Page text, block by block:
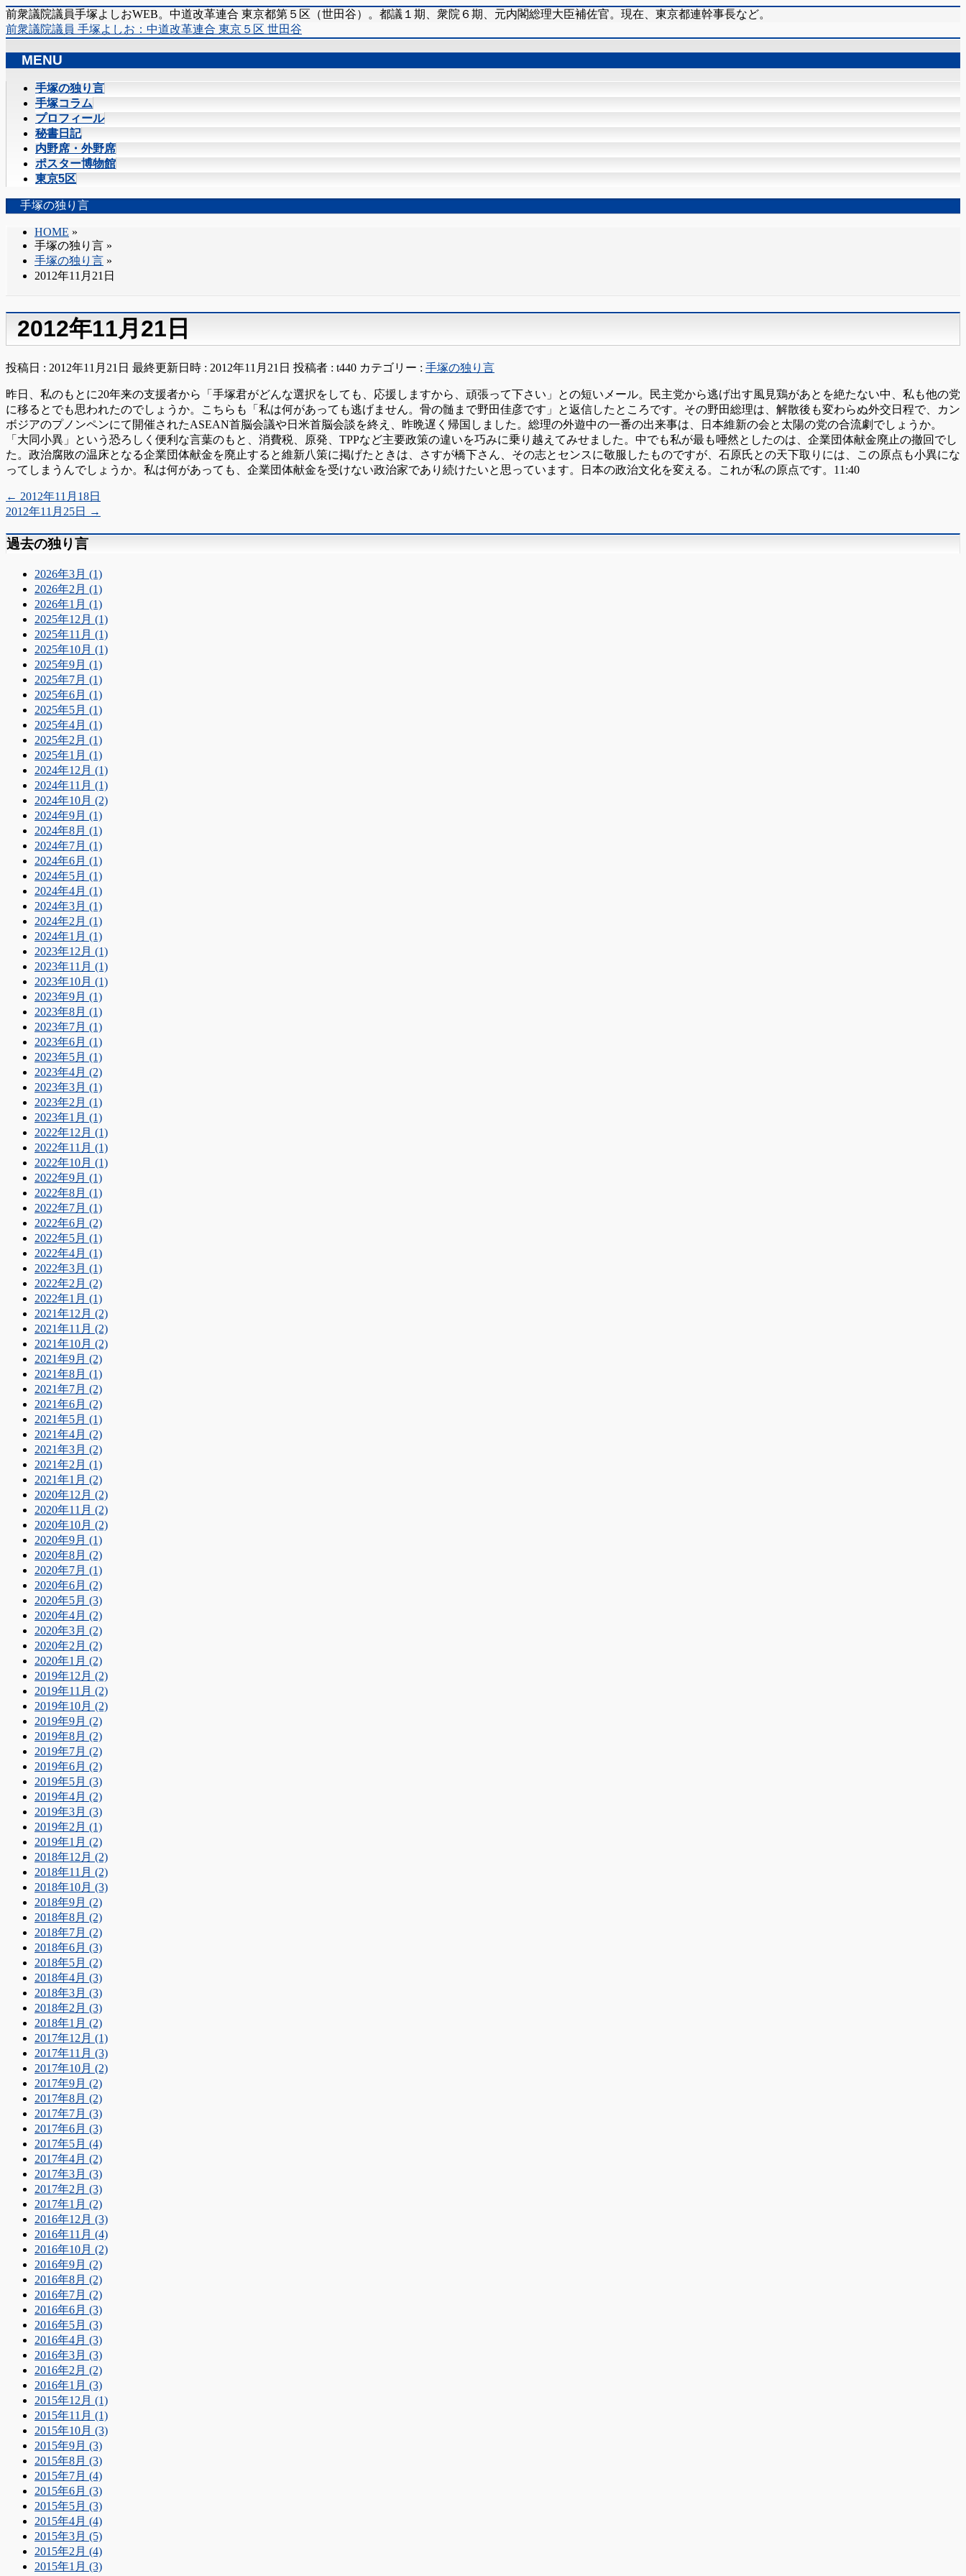
前衆議院議員手塚よしおWEB。中道改革連合 東京都第５区（世田谷）。都議１期、衆院６期、元内閣総理大臣補佐官。現在、東京都連幹事長など。
前衆議院議員 手塚よしお：中道改革連合 東京５区 世田谷
MENU
手塚の独り言
手塚コラム
プロフィール
秘書日記
内野席・外野席
ポスター博物館
東京5区
手塚の独り言
HOME »
手塚の独り言 »
手塚の独り言 »
2012年11月21日
2012年11月21日
投稿日 : 2012年11月21日 最終更新日時 : 2012年11月21日 投稿者 : t440 カテゴリー : 手塚の独り言
昨日、私のもとに20年来の支援者から「手塚君がどんな選択をしても、応援しますから、頑張って下さい」との短いメール。民主党から逃げ出す風見鶏があとを絶たない中、私も他の党
に移るとでも思われたのでしょうか。こちらも「私は何があっても逃げません。骨の髄まで野田佳彦です」と返信したところです。その野田総理は、解散後も変わらぬ外交日程で、カン
ボジアのプノンペンにて開催されたASEAN首脳会議や日米首脳会談を終え、昨晩遅く帰国しました。総理の外遊中の一番の出来事は、日本維新の会と太陽の党の合流劇でしょうか。
「大同小異」という恐ろしく便利な言葉のもと、消費税、原発、TPPなど主要政策の違いを巧みに乗り越えてみせました。中でも私が最も唖然としたのは、企業団体献金廃止の撤回でし
た。政治腐敗の温床となる企業団体献金を廃止すると維新八策に掲げたときは、さすが橋下さん、その志とセンスに敬服したものですが、石原氏との天下取りには、この原点も小異にな
ってしまうんでしょうか。私は何があっても、企業団体献金を受けない政治家であり続けたいと思っています。日本の政治文化を変える。これが私の原点です。11:40
← 2012年11月18日
2012年11月25日
→
過去の独り言
2026年3月 (1)
2026年2月 (1)
2026年1月 (1)
2025年12月 (1)
2025年11月 (1)
2025年10月 (1)
2025年9月 (1)
2025年7月 (1)
2025年6月 (1)
2025年5月 (1)
2025年4月 (1)
2025年2月 (1)
2025年1月 (1)
2024年12月 (1)
2024年11月 (1)
2024年10月 (2)
2024年9月 (1)
2024年8月 (1)
2024年7月 (1)
2024年6月 (1)
2024年5月 (1)
2024年4月 (1)
2024年3月 (1)
2024年2月 (1)
2024年1月 (1)
2023年12月 (1)
2023年11月 (1)
2023年10月 (1)
2023年9月 (1)
2023年8月 (1)
2023年7月 (1)
2023年6月 (1)
2023年5月 (1)
2023年4月 (2)
2023年3月 (1)
2023年2月 (1)
2023年1月 (1)
2022年12月 (1)
2022年11月 (1)
2022年10月 (1)
2022年9月 (1)
2022年8月 (1)
2022年7月 (1)
2022年6月 (2)
2022年5月 (1)
2022年4月 (1)
2022年3月 (1)
2022年2月 (2)
2022年1月 (1)
2021年12月 (2)
2021年11月 (2)
2021年10月 (2)
2021年9月 (2)
2021年8月 (1)
2021年7月 (2)
2021年6月 (2)
2021年5月 (1)
2021年4月 (2)
2021年3月 (2)
2021年2月 (1)
2021年1月 (2)
2020年12月 (2)
2020年11月 (2)
2020年10月 (2)
2020年9月 (1)
2020年8月 (2)
2020年7月 (1)
2020年6月 (2)
2020年5月 (3)
2020年4月 (2)
2020年3月 (2)
2020年2月 (2)
2020年1月 (2)
2019年12月 (2)
2019年11月 (2)
2019年10月 (2)
2019年9月 (2)
2019年8月 (2)
2019年7月 (2)
2019年6月 (2)
2019年5月 (3)
2019年4月 (2)
2019年3月 (3)
2019年2月 (1)
2019年1月 (2)
2018年12月 (2)
2018年11月 (2)
2018年10月 (3)
2018年9月 (2)
2018年8月 (2)
2018年7月 (2)
2018年6月 (3)
2018年5月 (2)
2018年4月 (3)
2018年3月 (3)
2018年2月 (3)
2018年1月 (2)
2017年12月 (1)
2017年11月 (3)
2017年10月 (2)
2017年9月 (2)
2017年8月 (2)
2017年7月 (3)
2017年6月 (3)
2017年5月 (4)
2017年4月 (2)
2017年3月 (3)
2017年2月 (3)
2017年1月 (2)
2016年12月 (3)
2016年11月 (4)
2016年10月 (2)
2016年9月 (2)
2016年8月 (2)
2016年7月 (2)
2016年6月 (3)
2016年5月 (3)
2016年4月 (3)
2016年3月 (3)
2016年2月 (2)
2016年1月 (3)
2015年12月 (1)
2015年11月 (1)
2015年10月 (3)
2015年9月 (3)
2015年8月 (3)
2015年7月 (4)
2015年6月 (3)
2015年5月 (3)
2015年4月 (4)
2015年3月 (5)
2015年2月 (4)
2015年1月 (3)